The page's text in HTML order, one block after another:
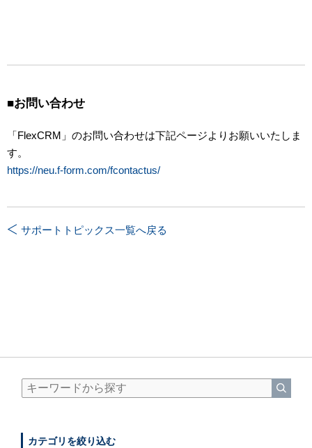
■お問い合わせ
「FlexCRM」のお問い合わせは下記ページよりお願いいたしま
す。
https://neu.f-form.com/fcontactus/
サポートトピックス一覧へ戻る
カテゴリを絞り込む